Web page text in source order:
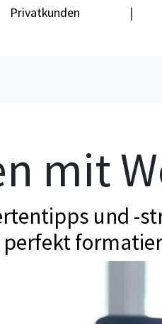
Privatkunden |
mit
und -
perfekt